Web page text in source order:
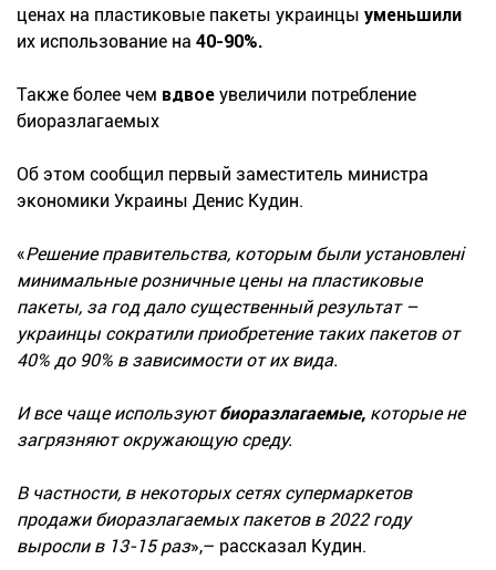
ценах на пластиковые пакеты украинцы уменьшили
их использование на 40-90%.
Также более чем вдвое увеличили потребление
биоразлагаемых
Об этом сообщил первый заместитель министра
экономики Украины Денис Кудин.
«Решение правительства, которым были установлені
минимальные розничные цены на пластиковые
пакеты, за год дало существенный результат –
украинцы сократили приобретение таких пакетов от
40% до 90% в зависимости от их вида.
И все чаще используютбиоразлагаемые, которые не
загрязняют окружающую среду.
В частности, в некоторых сетях супермаркетов
продажи биоразлагаемых пакетов в 2022 году
выросли в 13-15 раз»,– рассказал Кудин.